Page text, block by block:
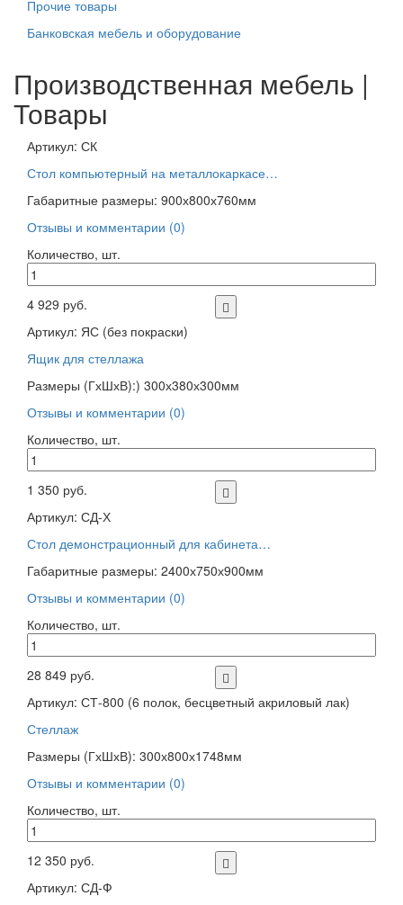
Прочие товары
Банковская мебель и оборудование
Производственная мебель |
Товары
Артикул: СК
Стол компьютерный на металлокаркасе…
Габаритные размеры: 900х800х760мм
Отзывы и комментарии (0)
Количество, шт.
4 929 руб.
Артикул: ЯС (без покраски)
Ящик для стеллажа
Размеры (ГхШхВ):) 300х380х300мм
Отзывы и комментарии (0)
Количество, шт.
1 350 руб.
Артикул: СД-Х
Стол демонстрационный для кабинета…
Габаритные размеры: 2400х750х900мм
Отзывы и комментарии (0)
Количество, шт.
28 849 руб.
Артикул: СТ-800 (6 полок, бесцветный акриловый лак)
Стеллаж
Размеры (ГхШхВ): 300х800х1748мм
Отзывы и комментарии (0)
Количество, шт.
12 350 руб.
Артикул: СД-Ф